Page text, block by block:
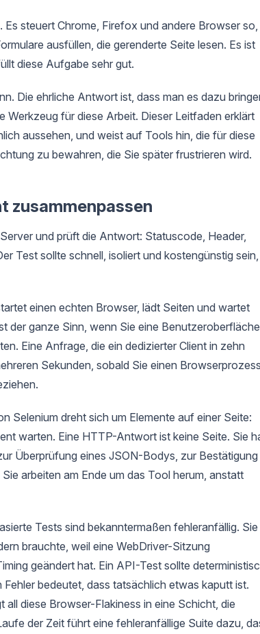
steuert Chrome, Firefox und andere Browser so,
ausfüllen, die gerenderte Seite lesen. Es ist
diese Aufgabe sehr gut.
Die ehrliche Antwort ist, dass man es dazu
für diese Arbeit. Dieser Leitfaden erklärt
aussehen, und weist auf Tools hin, die für diese
zu bewahren, die Sie später frustrieren wird.
zusammenpassen
und prüft die Antwort: Statuscode, Header,
Test sollte schnell, isoliert und kostengünstig sein,
einen echten Browser, lädt Seiten und wartet
der ganze Sinn, wenn Sie eine Benutzeroberfläche
Eine Anfrage, die ein dedizierter Client in zehn
Sekunden, sobald Sie einen
Selenium dreht sich um Elemente auf einer Seite:
warten. Eine HTTP-Antwort ist keine Seite. Sie
Überprüfung eines JSON-Bodys, zur Bestätigung
arbeiten am Ende um das Tool herum, anstatt
Tests sind bekanntermaßen fehleranfällig. Sie
brauchte, weil eine WebDriver-Sitzung
geändert hat. Ein API-Test sollte
bedeutet, dass tatsächlich etwas kaputt ist.
diese Browser-Flakiness in eine Schicht, die
der Zeit führt eine fehleranfällige Suite dazu,